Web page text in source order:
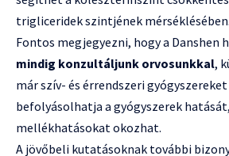
trigliceridek szintjének mérséklésében.
Fontos megjegyezni, hogy a Danshen
mindig konzultáljunk orvosunkkal,
már szív- és érrendszeri gyógyszereket
befolyásolhatja a gyógyszerek
mellékhatásokat okozhat.
A jövőbeli kutatásoknak további